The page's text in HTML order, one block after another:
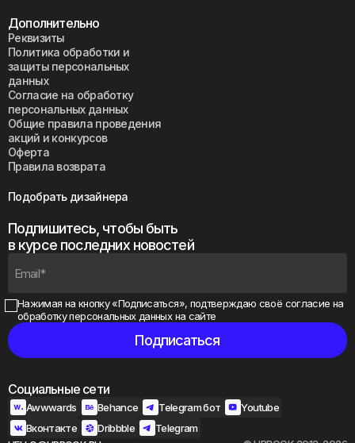
Дополнительно
Реквизиты
Политика обработки и
защиты персональных
данных
Согласие на обработку
персональных данных
Общие правила проведения
акций и конкурсов
Оферта
Правила возврата
Социальные сети
Awwwards Behance Telegram бот
Youtube
Вконтакте
Dribbble
Telegram
Подпишитесь, чтобы быть
в курсе последних новостей
Нажимая на кнопку «Подписаться», подтверждаю своё согласие на
обработку персональных данных на сайте
Подобрать дизайнера